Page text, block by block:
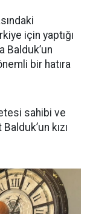
için yaptığı
Balduk’un
bir hatıra
sahibi ve
kızı